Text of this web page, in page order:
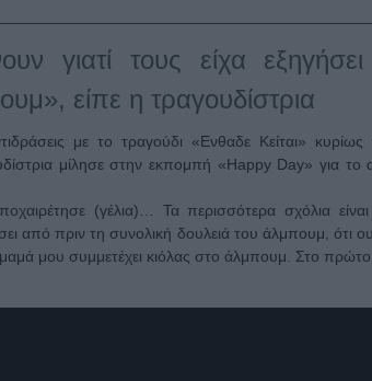
γιατί τους είχα
είπε η τραγουδίστρια
με το τραγούδι «Ενθαδε Κείται»
μίλησε στην εκπομπή «Happy Day» για το
(γέλια)… Τα περισσότερα σχόλια
από πριν τη συνολική δουλειά του άλμπουμ, ότι
μου συμμετέχει κιόλας στο άλμπουμ. Στο